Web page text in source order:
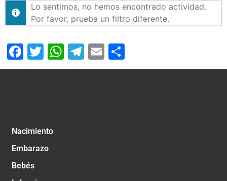
Lo sentimos, no hemos encontrado actividad.
Por favor, prueba un filtro diferente.
Facebook
Twitter
WhatsApp
Telegram
Email
Nacimiento
Embarazo
Bebés